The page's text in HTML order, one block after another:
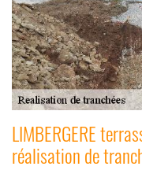
LIMBERGERE
réalisation de